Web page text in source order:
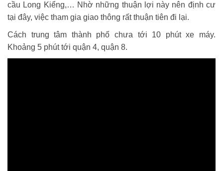
cầu Long Kiểng,… Nhờ những thuận lợi này nên định cư
tại đây, việc tham gia giao thông rất thuận tiên đi lại.
Cách trung tâm thành phố chưa tới 10 phút xe máy.
Khoảng 5 phút tới quận 4, quận 8.